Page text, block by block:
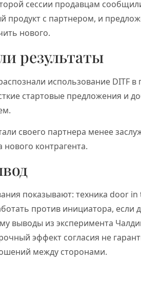
сессии продавцам
продукт с партнером, и
нового.
результаты
использование DITF в
стартовые предложения и
своего партнера менее
нового контрагента.
показывают: техника door
против инициатора, если
выводы из эксперимента
эффект согласия не
между сторонами.